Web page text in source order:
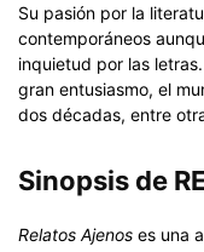
Su pasión por la
contemporáneos
inquietud por las
gran entusiasmo, el
dos décadas, entre
Sinopsis de
Relatos Ajenos es una